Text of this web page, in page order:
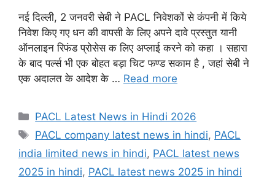
नई दिल्ली, 2 जनवरी सेबी ने PACL निवेशकों से कंपनी में किये
निवेश किए गए धन की वापसी के लिए अपने दावे प्रस्तुत यानी
ऑनलाइन रिफंड प्रोसेस क लिए अप्लाई करने को कहा । सहारा
के बाद पर्ल्स भी एक बोहत बड़ा चिट फण्ड सकाम है , जहां सेबी ने
एक अदालत के आदेश के … Read more
Categories
PACL Latest News in Hindi 2026
Tags
PACL company latest news in hindi, PACL
india limited news in hindi, PACL latest news
2025 in hindi, PACL latest news 2025 in hindi